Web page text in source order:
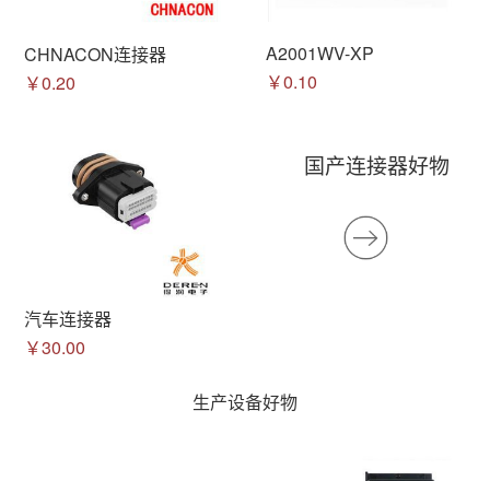
CHNACON连接器
￥0.20
A2001WV-XP
￥0.10
汽车连接器
￥30.00
国产连接器好物
生产设备好物